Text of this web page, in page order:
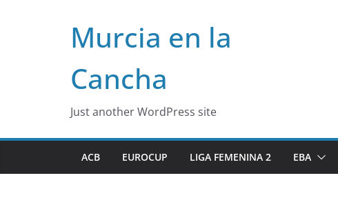
Murcia en la
Cancha
Just another WordPress site
ACB EUROCUP LIGA FEMENINA 2 EBA